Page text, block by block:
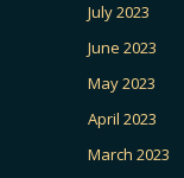
July 2023
June 2023
May 2023
April 2023
March 2023